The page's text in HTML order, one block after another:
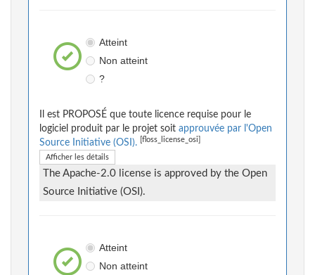
Atteint
Non atteint
?
Il est PROPOSÉ que toute licence requise pour le
logiciel produit par le projet soit approuvée par l'Open
Source Initiative (OSI).
[floss_license_osi]
Afficher les détails
The Apache-2.0 license is approved by the Open
Source Initiative (OSI).
Atteint
Non atteint